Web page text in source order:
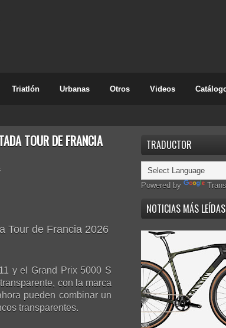
Triatlón Urbanas Otros Videos
TOUR DE FRANCIA
Tour de Francia 2026
y el Grand Prix 5000 S
con la marca
pueden combinar un
transparentes.
TRADUCTOR
Powered by
NOTICIAS MÁS LEÍDAS